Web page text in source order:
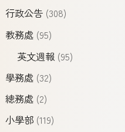
行政公告(308)
教務處(95)
英文週報 (95)
學務處(32)
總務處(2)
小學部(119)